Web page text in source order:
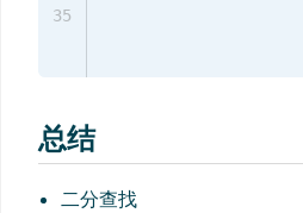
35
总结
二分查找